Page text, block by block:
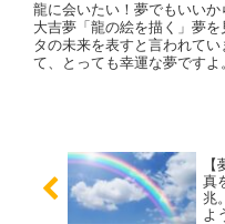
龍に会いたい！夢でもいいか
大吉夢「龍の絵を描く」夢
タの未来を表すと言われて
て、とっても幸運な夢ですよ
真
兆
よ